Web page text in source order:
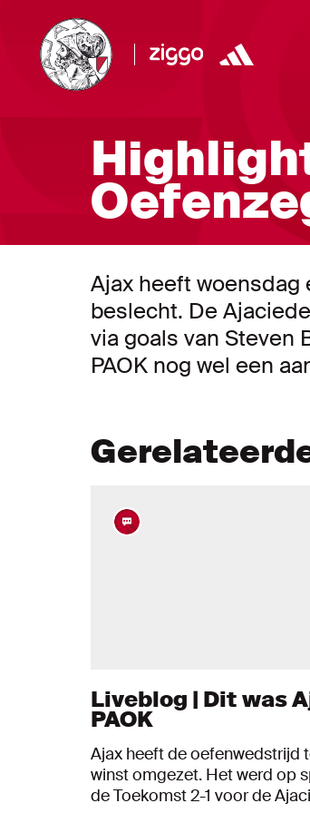
Ajax heeft woensdag
beslecht. De
via goals van Steven
PAOK nog wel een
Liveblog | Dit was
PAOK
Ajax heeft de oefenwedstrijd
winst omgezet. Het werd op
de Toekomst 2-1 voor de